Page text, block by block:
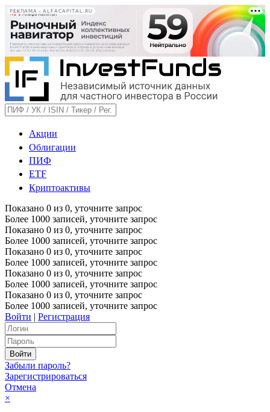
РЕКЛАМА • ALFACAPITAL.RU
Акции
Облигации
ПИФ
ETF
Криптоактивы
Показано 0 из 0, уточните запрос
Более 1000 записей, уточните запрос
Показано 0 из 0, уточните запрос
Более 1000 записей, уточните запрос
Показано 0 из 0, уточните запрос
Более 1000 записей, уточните запрос
Показано 0 из 0, уточните запрос
Более 1000 записей, уточните запрос
Показано 0 из 0, уточните запрос
Более 1000 записей, уточните запрос
Войти | Регистрация
Забыли пароль?
Зарегистрироваться
Отмена
×